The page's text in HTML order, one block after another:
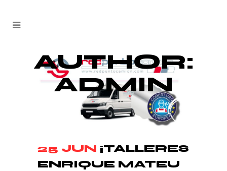
AUTHOR:
ADMIN
25 JUN ¡TALLERES
ENRIQUE MATEU